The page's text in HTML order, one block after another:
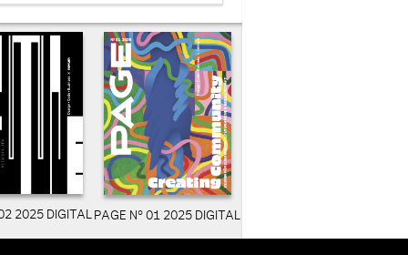
2025 DIGITAL PAGE N° 01 2025 DIGITAL